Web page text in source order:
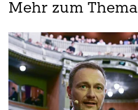
Mehr zum Thema